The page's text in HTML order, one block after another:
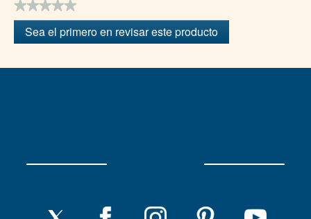
★★★★★
Sin
puntuación
Sea el primero en revisar este producto
.
esta